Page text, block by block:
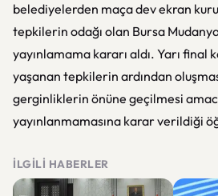
belediyelerden maça dev ekran
tepkilerin odağı olan Bursa
yayınlamama kararı aldı. Yarı final
yaşanan tepkilerin ardından
gerginliklerin önüne geçilmesi
yayınlanmamasına karar verildiği
İLGILI HABERLER